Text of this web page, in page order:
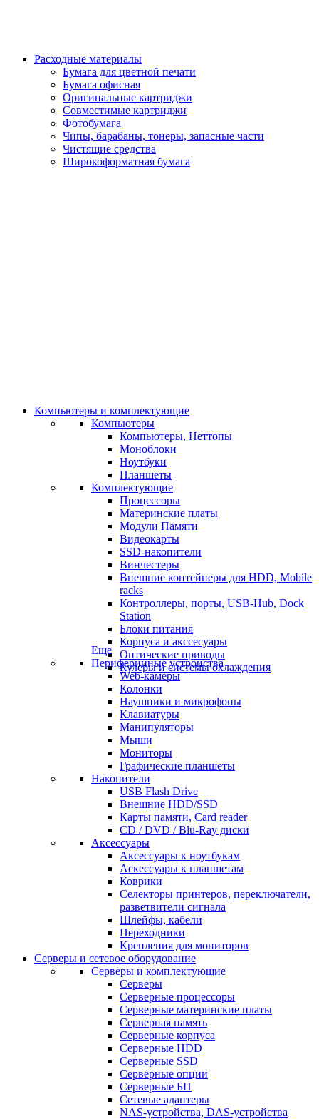
Расходные материалы
Бумага для цветной печати
Бумага офисная
Оригинальные картриджи
Совместимые картриджи
Фотобумага
Чипы, барабаны, тонеры, запасные части
Чистящие средства
Широкоформатная бумага
Компьютеры и комплектующие
Компьютеры
Компьютеры, Неттопы
Моноблоки
Ноутбуки
Планшеты
Комплектующие
Процессоры
Материнские платы
Модули Памяти
Видеокарты
SSD-накопители
Винчестеры
Внешние контейнеры для HDD, Mobile
racks
Контроллеры, порты, USB-Hub, Dock
Station
Блоки питания
Корпуса и акссесуары
Оптические приводы
Кулеры и системы охлаждения
Еще
Периферийные устройства
Web-камеры
Колонки
Наушники и микрофоны
Клавиатуры
Манипуляторы
Мыши
Мониторы
Графические планшеты
Накопители
USB Flash Drive
Внешние HDD/SSD
Карты памяти, Card reader
CD / DVD / Blu-Ray диски
Аксессуары
Аксессуары к ноутбукам
Аскессуары к планшетам
Коврики
Селекторы принтеров, переключатели,
разветвители сигнала
Шлейфы, кабели
Переходники
Крепления для мониторов
Серверы и сетевое оборудование
Серверы и комплектующие
Серверы
Серверные процессоры
Серверные материнские платы
Серверная память
Серверные корпуса
Серверные HDD
Серверные SSD
Серверные опции
Серверные БП
Сетевые адаптеры
NAS-устройства, DAS-устройства